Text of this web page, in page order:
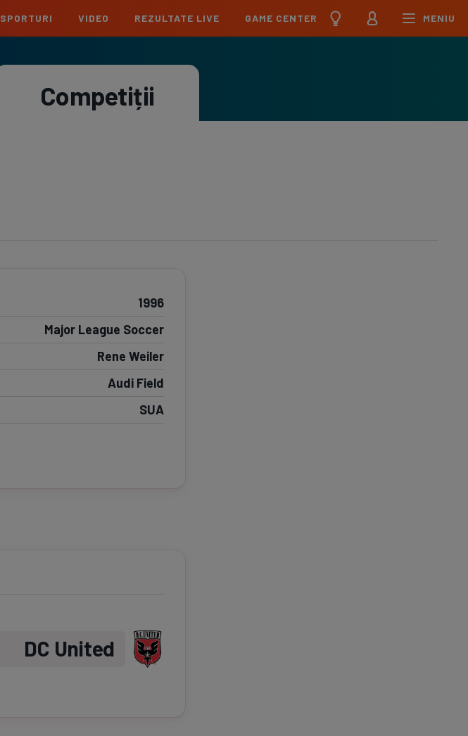
Clasament Echipe
Europa League
Echipe
Serie A
Echipe
U21
SPORTURI VIDEO REZULTATE LIVE GAME CENTER MENIU
Competiții
1996
Major League Soccer
Rene Weiler
Audi Field
SUA
DC United